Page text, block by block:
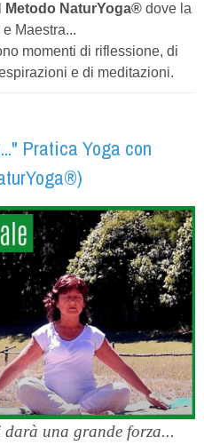
Metodo NaturYoga® dove la
Maestra...
momenti di riflessione, di
e di meditazioni.
Pratica Yoga con
darà una grande forza...